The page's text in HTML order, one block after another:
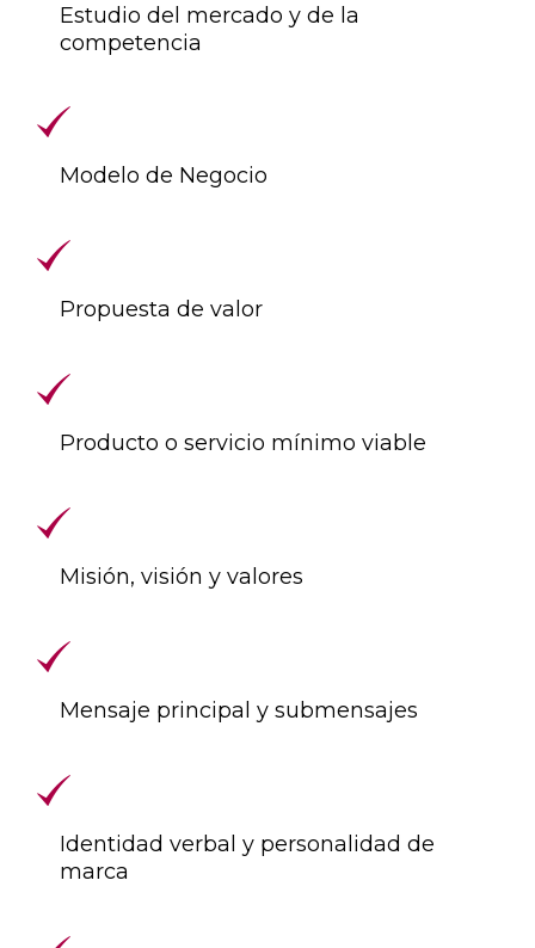
Estudio del mercado y de la
competencia
Modelo de Negocio
Propuesta de valor
Producto o servicio mínimo viable
Misión, visión y valores
Mensaje principal y submensajes
Identidad verbal y personalidad de
marca